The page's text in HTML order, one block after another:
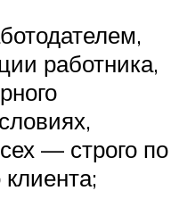
работника,
— строго по